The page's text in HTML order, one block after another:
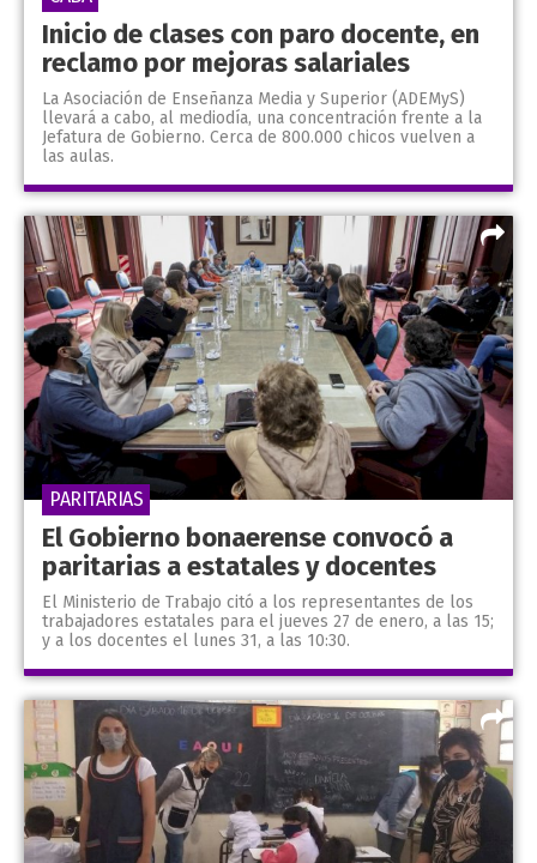
Inicio de clases con paro docente, en
reclamo por mejoras salariales
La Asociación de Enseñanza Media y Superior (ADEMyS)
llevará a cabo, al mediodía, una concentración frente a la
Jefatura de Gobierno. Cerca de 800.000 chicos vuelven a
las aulas.
El Gobierno bonaerense convocó a
paritarias a estatales y docentes
El Ministerio de Trabajo citó a los representantes de los
trabajadores estatales para el jueves 27 de enero, a las 15;
y a los docentes el lunes 31, a las 10:30.
PARITARIAS